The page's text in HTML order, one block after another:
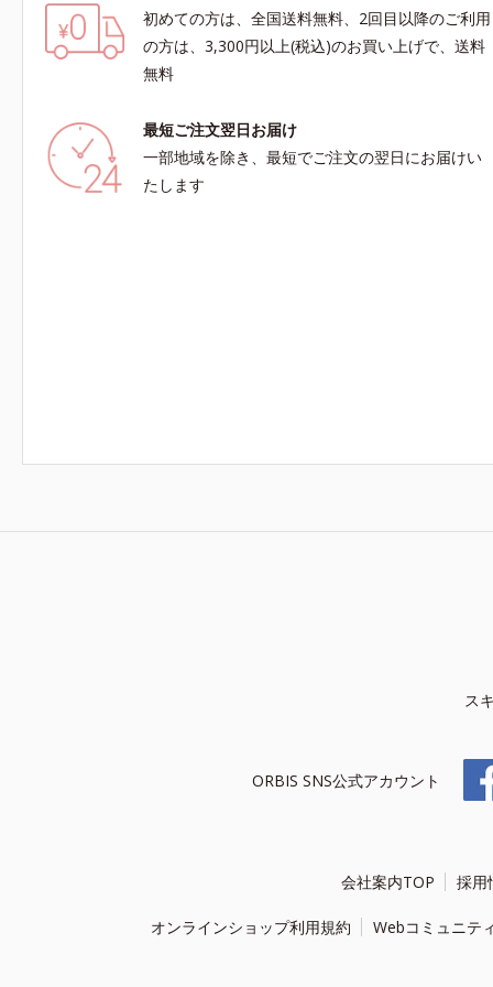
初めての方は、全国送料無料、2回目以降のご利用
の方は、3,300円以上(税込)のお買い上げで、送料
無料
最短ご注文翌日お届け
一部地域を除き、最短でご注文の翌日にお届けい
たします
ス
ORBIS SNS公式アカウント
会社案内TOP 採用
オンラインショップ利用規約 Webコミュニテ